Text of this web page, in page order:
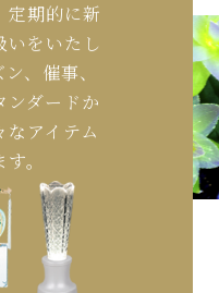
定期的に新
いをいたし
、催事、
ンダードか
なアイテム
。